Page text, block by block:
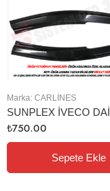
Marka: CARLINES
₺750.00
Sepete Ekle